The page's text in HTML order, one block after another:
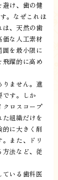
避け、歯の健
。なぜこれほ
は、天然の歯
価な人工素材
を最小限に
躍的に高め
りません。進
です。しか
クロスコープ
組織だけを
的に大きく削
また、ドリ
法など、従
ている歯科医